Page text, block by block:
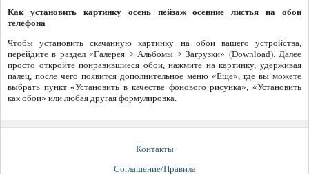
Как установить картинку осень пейзаж осенние листья на обои
телефона
Чтобы установить скачанную картинку на обои вашего устройства,
перейдите в раздел «Галерея > Альбомы > Загрузки» (Download). Далее
просто откройте понравившиеся обои, нажмите на картинку, удерживая
палец, после чего появится дополнительное меню «Ещё», где вы можете
выбрать пункт «Установить в качестве фонового рисунка», «Установить
как обои» или любая другая формулировка.
Контакты
Соглашение/Правила